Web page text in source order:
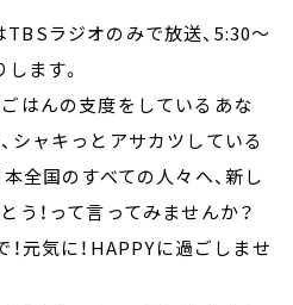
ジオのみで放送、5:30～
ます。
はんの支度をしているあな
シャキっとアサカツしている
本全国のすべての人々へ、新し
う！って言ってみませんか？
元気に！HAPPYに過ごしませ